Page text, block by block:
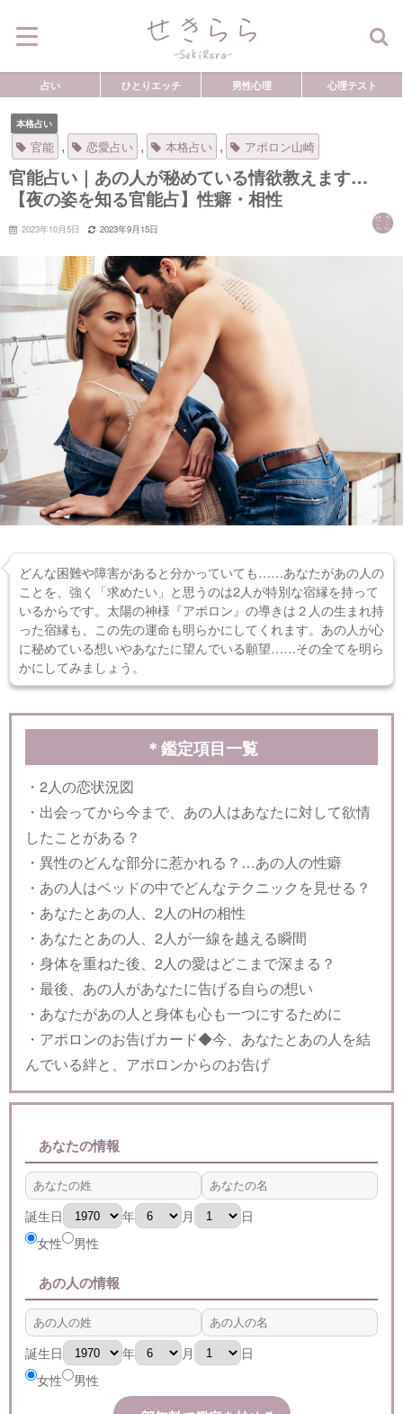
占い ひとりエッチ 男性心理 心理テスト
本格占い
官能 , 恋愛占い , 本格占い , アポロン山崎
官能占い｜あの人が秘めている情欲教えます…
【夜の姿を知る官能占】性癖・相性
2023年10月5日 2023年9月15日
どんな困難や障害があると分かっていても……あなたがあの人の
ことを、強く「求めたい」と思うのは2人が特別な宿縁を持って
いるからです。太陽の神様『アポロン』の導きは２人の生まれ持
った宿縁も、この先の運命も明らかにしてくれます。あの人が心
に秘めている想いやあなたに望んでいる願望……その全てを明ら
かにしてみましょう。
＊鑑定項目一覧
・2人の恋状況図
・出会ってから今まで、あの人はあなたに対して欲情
したことがある？
・異性のどんな部分に惹かれる？…あの人の性癖
・あの人はベッドの中でどんなテクニックを見せる？
・あなたとあの人、2人のHの相性
・あなたとあの人、2人が一線を越える瞬間
・身体を重ねた後、2人の愛はどこまで深まる？
・最後、あの人があなたに告げる自らの想い
・あなたがあの人と身体も心も一つにするために
・アポロンのお告げカード◆今、あなたとあの人を結
んでいる絆と、アポロンからのお告げ
あなたの情報
誕生日 年 月
日
女性
男性
あの人の情報
誕生日 年 月
日
女性
男性